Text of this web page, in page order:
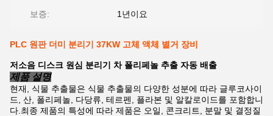
보증: 1년이요
PLC 원판 더미 분리기 37KW 고체 액체 별거 장비
저소음 디스크 원심 분리기 차 폴리페놀 추출 자동 배출
제품 설명
현재, 식물 추출물은 식물 추출물의 다양한 성분에 따라 글루코사이
드, 산, 폴리페놀, 다당류, 테르펜, 플라본 및 알칼로이드를 포함합니
다.최종 제품의 특성에 따라 제품은 오일, 콘크리트, 분말 및 결정질